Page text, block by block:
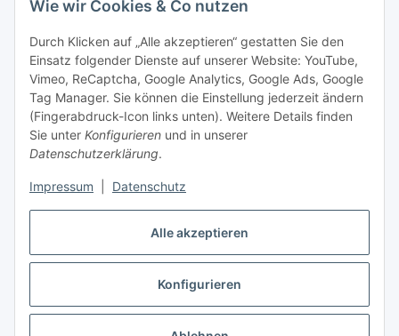
Alle akzeptieren
Konfigurieren
Wie wir Cookies & Co nutzen
Durch Klicken auf „Alle akzeptieren“ gestatten Sie den
Einsatz folgender Dienste auf unserer Website: YouTube,
Vimeo, ReCaptcha, Google Analytics, Google Ads, Google
Tag Manager. Sie können die Einstellung jederzeit ändern
(Fingerabdruck-Icon links unten). Weitere Details finden
Sie unter Konfigurieren und in unserer
Datenschutzerklärung.
Impressum Datenschutz
Vertrag widerrufen
* Alle Preise inkl. gesetzlicher MwSt., zzgl.Versand